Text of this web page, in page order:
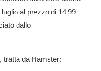
luglio al prezzo di 14,99
dallo
tratta da Hamster: